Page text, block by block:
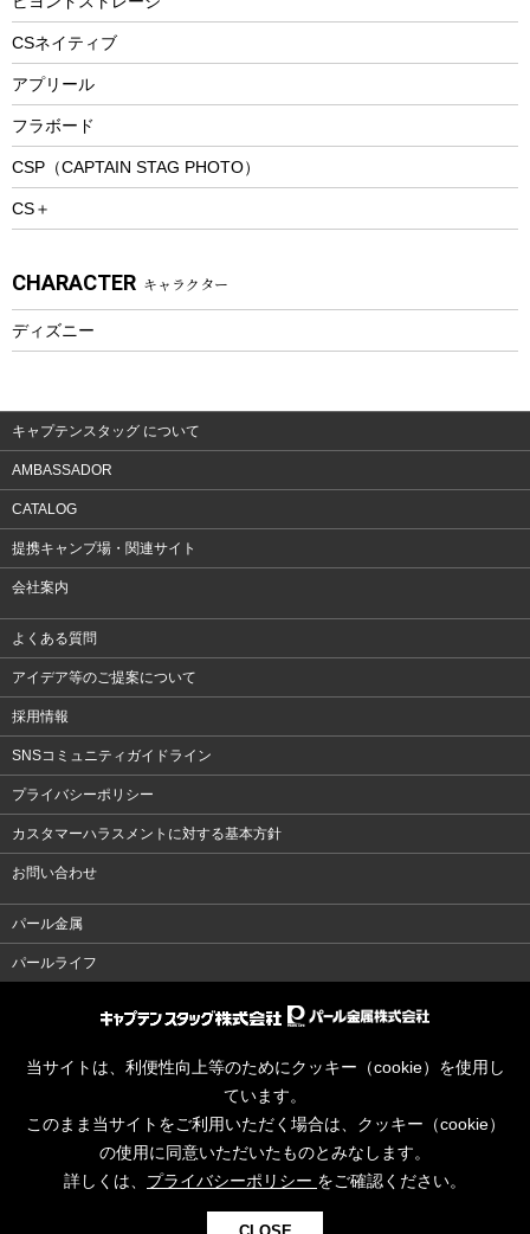
トレッキング
トレッキングアクセサリー
プレイグッズ
ウェルネス
ウェア、タオル
ウェア
CSネイティブ
アプリール
フラボード
CSP（CAPTAIN STAG PHOTO）
CS＋
CHARACTER キャラクター
ディズニー
キャプテンスタッグ について
AMBASSADOR
CATALOG
提携キャンプ場・関連サイト
会社案内
よくある質問
アイデア等のご提案について
採用情報
SNSコミュニティガイドライン
プライバシーポリシー
カスタマーハラスメントに対する基本方針
お問い合わせ
パール金属
パールライフ
当サイトは、利便性向上等のためにクッキー（cookie）を使用し
ています。
このまま当サイトをご利用いただく場合は、クッキー（cookie）
の使用に同意いただいたものとみなします。
詳しくは、 プライバシーポリシー をご確認ください。